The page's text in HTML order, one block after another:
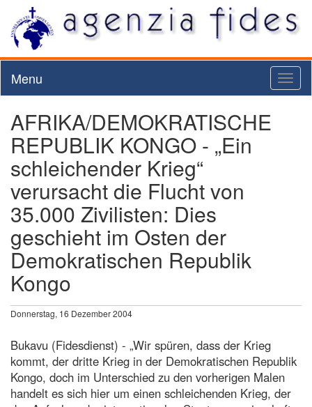
Menu
AFRIKA/DEMOKRATISCHE
REPUBLIK KONGO - „Ein
schleichender Krieg“
verursacht die Flucht von
35.000 Zivilisten: Dies
geschieht im Osten der
Demokratischen Republik
Kongo
Donnerstag, 16 Dezember 2004
Bukavu (Fidesdienst) - „Wir spüren, dass der Krieg
kommt, der dritte Krieg in der Demokratischen Republik
Kongo, doch im Unterschied zu den vorherigen Malen
handelt es sich hier um einen schleichenden Krieg, der